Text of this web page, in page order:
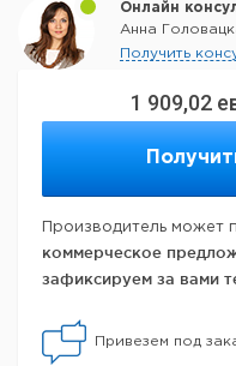
1 909,02
Производитель может
коммерческое
зафиксируем за вами
Привезем под
Онлайн
Анна
Получить